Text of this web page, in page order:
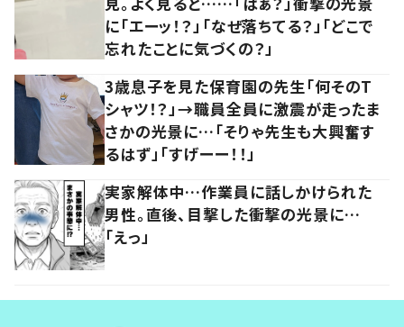
に「エーッ！？」「なぜ落ちてる？」「どこで
忘れたことに気づくの？」
3歳息子を見た保育園の先生「何そのT
シャツ！？」→職員全員に激震が走ったま
さかの光景に…「そりゃ先生も大興奮す
るはず」「すげーー！！」
実家解体中…作業員に話しかけられた
男性。直後、目撃した衝撃の光景に…
「えっ」